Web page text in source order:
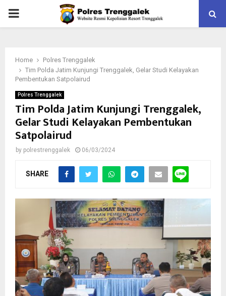
PRIMARY
Home
Polres Trenggalek
Tim Polda Jatim Kunjungi Trenggalek, Gelar Studi Kelayakan
Pembentukan Satpolairud
Polres Trenggalek
Tim Polda Jatim Kunjungi Trenggalek,
Gelar Studi Kelayakan Pembentukan
Satpolairud
by polrestrenggalek 06/03/2024
SHARE